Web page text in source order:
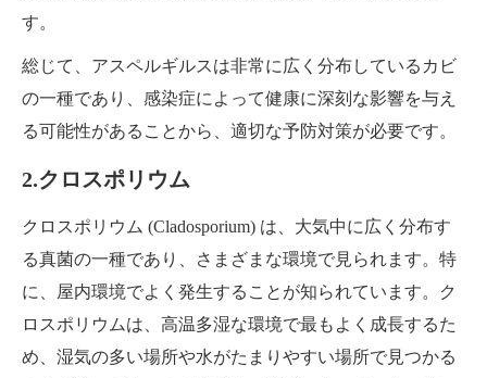
す。
総じて、アスペルギルスは非常に広く分布しているカビ
の一種であり、感染症によって健康に深刻な影響を与え
る可能性があることから、適切な予防対策が必要です。
2.クロスポリウム
クロスポリウム (Cladosporium) は、大気中に広く分布す
る真菌の一種であり、さまざまな環境で見られます。特
に、屋内環境でよく発生することが知られています。ク
ロスポリウムは、高温多湿な環境で最もよく成長するた
め、湿気の多い場所や水がたまりやすい場所で見つかる